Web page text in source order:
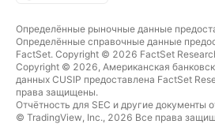
Определённые рыночные данные
Определённые справочные данные
FactSet. Copyright © 2026 FactSet
Copyright © 2026, Американская
данных CUSIP предоставлена FactSet
права защищены.
Отчётность для SEC и другие документы
© TradingView, Inc., 2026 Все права